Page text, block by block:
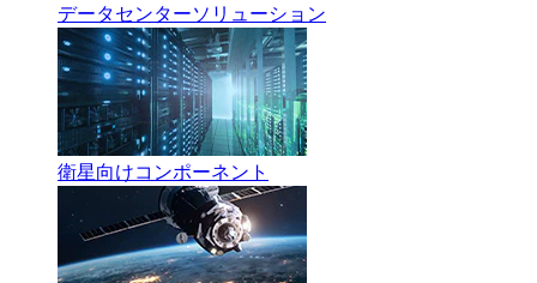
データセンターソリューション
衛星向けコンポーネント